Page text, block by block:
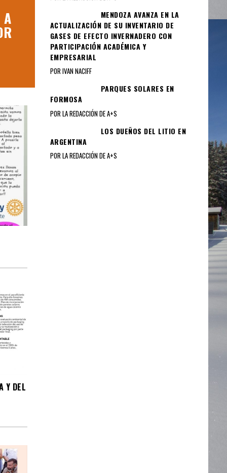
A CAMBRAS LANZA LA 6ª EDICIÓN
FINANZAS SOSTENIBLES
julio 26, 2026
Y DEL
MENDOZA AVANZA EN LA
ACTUALIZACIÓN DE SU INVENTARIO DE
GASES DE EFECTO INVERNADERO CON
PARTICIPACIÓN ACADÉMICA Y
EMPRESARIAL
POR IVAN NACIFF
PARQUES SOLARES EN
FORMOSA
POR LA REDACCIÓN DE A+S
LOS DUEÑOS DEL LITIO EN
ARGENTINA
POR LA REDACCIÓN DE A+S